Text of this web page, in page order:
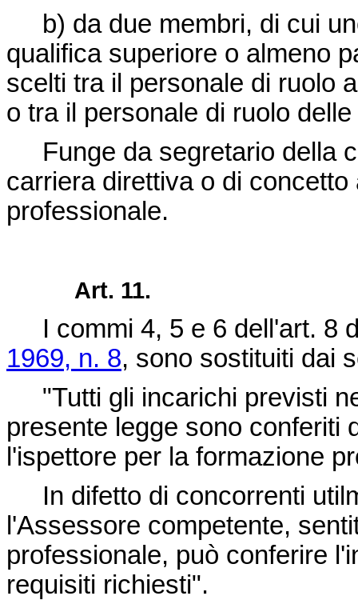
b) da due membri, di cui
qualifica superiore o almeno
scelti tra il personale di ruolo
o tra il personale di ruolo
Funge da segretario della
carriera direttiva o di
professionale.
Art. 11.
I commi 4, 5 e 6 dell'art. 8
1969, n. 8, sono sostituiti dai
"Tutti gli incarichi previsti
presente legge sono conferiti
l'ispettore per la formazione
In difetto di concorrenti
l'Assessore competente,
professionale, può conferire
requisiti richiesti".